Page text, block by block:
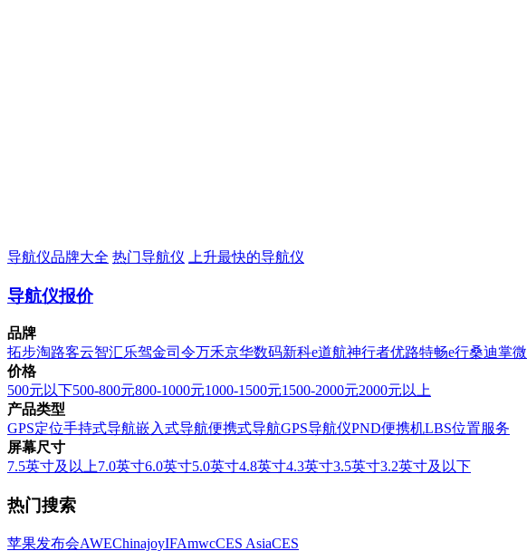
导航仪品牌大全 热门导航仪 上升最快的导航仪
导航仪报价
品牌
拓步淘路客云智汇乐驾金司令万禾京华数码新科e道航神行者优路特畅e行桑迪掌微
价格
500元以下500-800元800-1000元1000-1500元1500-2000元2000元以上
产品类型
GPS定位手持式导航嵌入式导航便携式导航GPS导航仪PND便携机LBS位置服务
屏幕尺寸
7.5英寸及以上7.0英寸6.0英寸5.0英寸4.8英寸4.3英寸3.5英寸3.2英寸及以下
热门搜索
苹果发布会AWEChinajoyIFAmwcCES AsiaCES